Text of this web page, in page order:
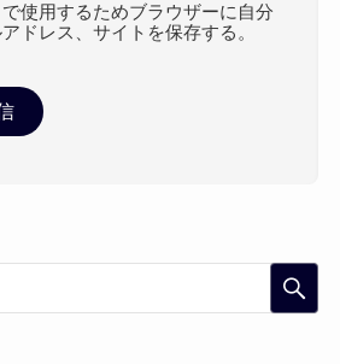
使用するためブラウザーに自分
ドレス、サイトを保存する。